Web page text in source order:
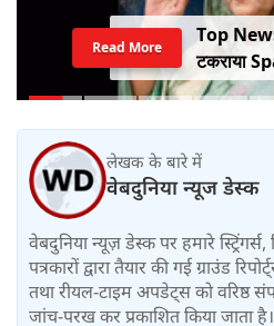
Top
टकराया
हसीना की
Read More
लेखक के बारे में
वेबदुनिया न्यूज डेस्क
वेबदुनिया न्यूज़ डेस्क पर हमारे
पत्रकारों द्वारा तैयार की गई ग्राउंड
तथा रीयल-टाइम अपडेट्स को वरिष्ठ
जांच-परख कर प्रकाशित किया जाता